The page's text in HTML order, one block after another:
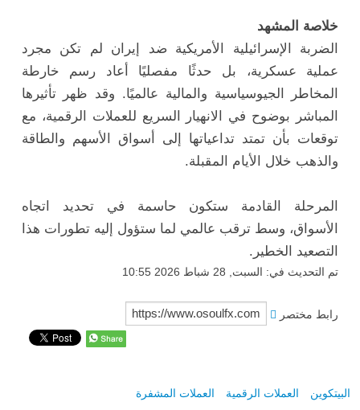
خلاصة المشهد
الضربة الإسرائيلية الأمريكية ضد إيران لم تكن مجرد
عملية عسكرية، بل حدثًا مفصليًا أعاد رسم خارطة
المخاطر الجيوسياسية والمالية عالميًا. وقد ظهر تأثيرها
المباشر بوضوح في الانهيار السريع للعملات الرقمية، مع
توقعات بأن تمتد تداعياتها إلى أسواق الأسهم والطاقة
والذهب خلال الأيام المقبلة.
المرحلة القادمة ستكون حاسمة في تحديد اتجاه
الأسواق، وسط ترقب عالمي لما ستؤول إليه تطورات هذا
التصعيد الخطير.
تم التحديث في: السبت, 28 شباط 2026 10:55
رابط مختصر
البيتكوين العملات الرقمية العملات المشفرة